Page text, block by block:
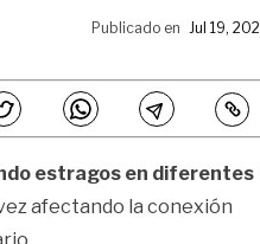
Publicado en Jul 19,
estragos en diferentes
afectando la conexión